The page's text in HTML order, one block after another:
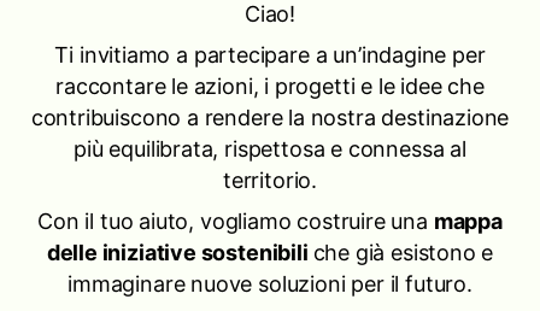
Ciao!
Ti invitiamo a partecipare a un’indagine per
raccontare le azioni, i progetti e le idee che
contribuiscono a rendere la nostra destinazione
più equilibrata, rispettosa e connessa al
territorio.
Con il tuo aiuto, vogliamo costruire una mappa
delle iniziative sostenibili che già esistono e
immaginare nuove soluzioni per il futuro.